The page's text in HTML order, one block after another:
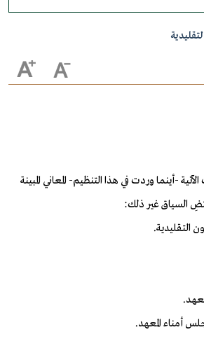
-أينما وردت في هذا التنظيم- المعاني المبينة
السياق غير ذلك:
التقليدية.
أمناء المعهد.